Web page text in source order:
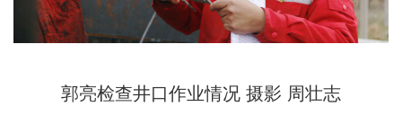
郭亮检查井口作业情况 摄影 周壮志